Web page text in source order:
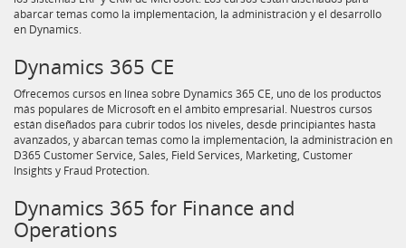
abarcar temas como la implementación, la administración y el desarrollo
en Dynamics.
Dynamics 365 CE
Ofrecemos cursos en línea sobre Dynamics 365 CE, uno de los productos
más populares de Microsoft en el ámbito empresarial. Nuestros cursos
están diseñados para cubrir todos los niveles, desde principiantes hasta
avanzados, y abarcan temas como la implementación, la administración en
D365 Customer Service, Sales, Field Services, Marketing, Customer
Insights y Fraud Protection.
Dynamics 365 for Finance and
Operations